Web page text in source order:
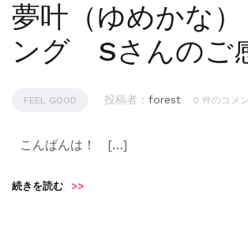
夢叶（ゆめかな）
ング Sさんのご
FEEL GOOD 投稿者 : forest 0 件のコメ
こんばんは！ […]
続きを読む >>